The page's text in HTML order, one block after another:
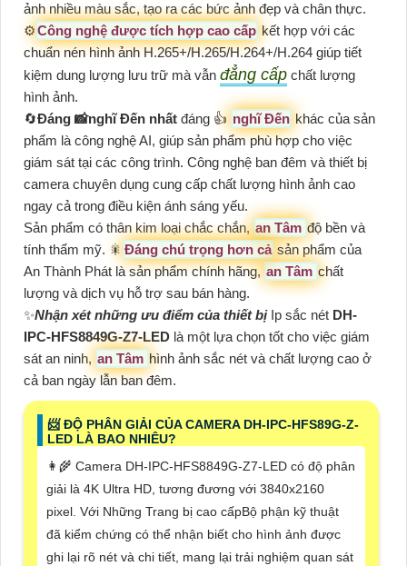
ảnh nhiều màu sắc, tạo ra các bức ảnh đẹp và chân thực.
⚙Công nghệ được tích hợp cao cấp kết hợp với các
chuẩn nén hình ảnh H.265+/H.265/H.264+/H.264 giúp tiết
kiệm dung lượng lưu trữ mà vẫn đẳng cấp chất lượng
hình ảnh.
🔄Đáng 📸nghĩ Đến nhất đáng 👍 nghĩ Đến khác của sản
phẩm là công nghệ AI, giúp sản phẩm phù hợp cho việc
giám sát tại các công trình. Công nghệ ban đêm và thiết bị
camera chuyên dụng cung cấp chất lượng hình ảnh cao
ngay cả trong điều kiện ánh sáng yếu.
Sản phẩm có thân kim loại chắc chắn,an Tâm độ bền và
tính thẩm mỹ. 🎇 Đáng chú trọng hơn cả sản phẩm của
An Thành Phát là sản phẩm chính hãng,an Tâm chất
lượng và dịch vụ hỗ trợ sau bán hàng.
✨Nhận xét những ưu điểm của thiết bị Ip sắc nét DH-
IPC-HFS8849G-Z7-LED là một lựa chọn tốt cho việc giám
sát an ninh, an Tâm hình ảnh sắc nét và chất lượng cao ở
cả ban ngày lẫn ban đêm.
📨 ĐỘ PHÂN GIẢI CỦA CAMERA DH-IPC-HFS89G-Z-
LED LÀ BAO NHIÊU?
👩‍🌾 Camera DH-IPC-HFS8849G-Z7-LED có độ phân
giải là 4K Ultra HD, tương đương với 3840x2160
pixel. Với Những Trang bị cao cấpBộ phận kỹ thuật
đã kiểm chứng có thể nhận biết cho hình ảnh được
ghi lại rõ nét và chi tiết, mang lại trải nghiệm quan sát